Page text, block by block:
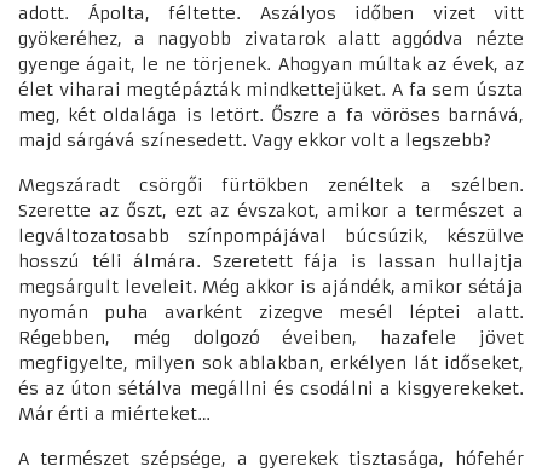
adott. Ápolta, féltette. Aszályos időben vizet vitt
gyökeréhez, a nagyobb zivatarok alatt aggódva nézte
gyenge ágait, le ne törjenek. Ahogyan múltak az évek, az
élet viharai megtépázták mindkettejüket. A fa sem úszta
meg, két oldalága is letört. Őszre a fa vöröses barnává,
majd sárgává színesedett. Vagy ekkor volt a legszebb?
Megszáradt csörgői fürtökben zenéltek a szélben.
Szerette az őszt, ezt az évszakot, amikor a természet a
legváltozatosabb színpompájával búcsúzik, készülve
hosszú téli álmára. Szeretett fája is lassan hullajtja
megsárgult leveleit. Még akkor is ajándék, amikor sétája
nyomán puha avarként zizegve mesél léptei alatt.
Régebben, még dolgozó éveiben, hazafele jövet
megfigyelte, milyen sok ablakban, erkélyen lát időseket,
és az úton sétálva megállni és csodálni a kisgyerekeket.
Már érti a miérteket…
A természet szépsége, a gyerekek tisztasága, hófehér